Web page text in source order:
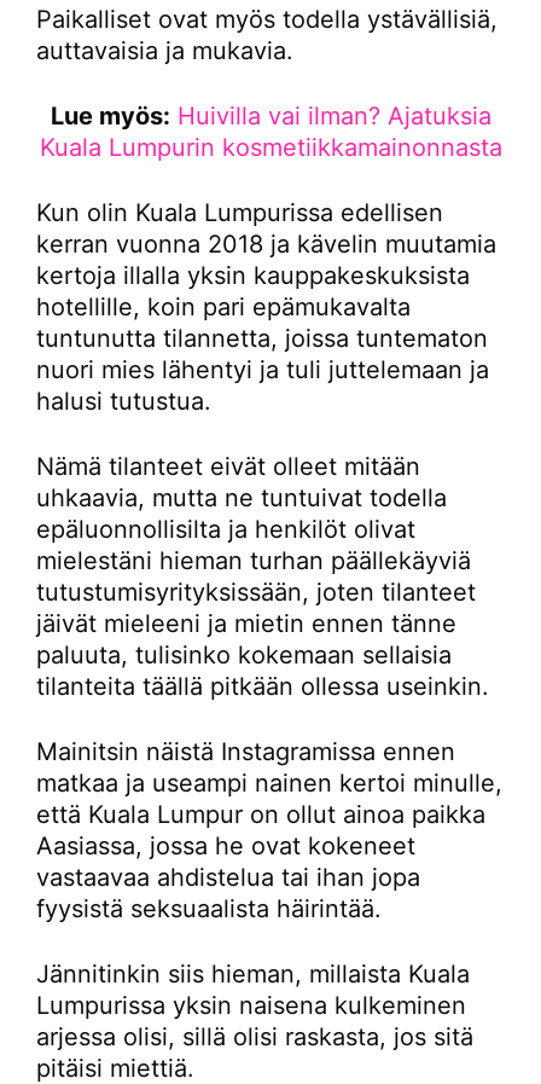
Paikalliset ovat myös todella ystävällisiä,
auttavaisia ja mukavia.
Lue myös: Huivilla vai ilman? Ajatuksia
Kuala Lumpurin kosmetiikkamainonnasta
Kun olin Kuala Lumpurissa edellisen
kerran vuonna 2018 ja kävelin muutamia
kertoja illalla yksin kauppakeskuksista
hotellille, koin pari epämukavalta
tuntunutta tilannetta, joissa tuntematon
nuori mies lähentyi ja tuli juttelemaan ja
halusi tutustua.
Nämä tilanteet eivät olleet mitään
uhkaavia, mutta ne tuntuivat todella
epäluonnollisilta ja henkilöt olivat
mielestäni hieman turhan päällekäyviä
tutustumisyrityksissään, joten tilanteet
jäivät mieleeni ja mietin ennen tänne
paluuta, tulisinko kokemaan sellaisia
tilanteita täällä pitkään ollessa useinkin.
Mainitsin näistä Instagramissa ennen
matkaa ja useampi nainen kertoi minulle,
että Kuala Lumpur on ollut ainoa paikka
Aasiassa, jossa he ovat kokeneet
vastaavaa ahdistelua tai ihan jopa
fyysistä seksuaalista häirintää.
Jännitinkin siis hieman, millaista Kuala
Lumpurissa yksin naisena kulkeminen
arjessa olisi, sillä olisi raskasta, jos sitä
pitäisi miettiä.